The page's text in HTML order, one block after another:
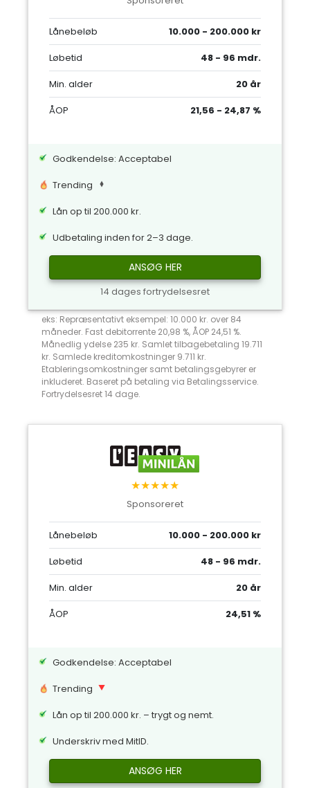
Lånebeløb
10.000 - 200.000 kr
Løbetid
48 - 96 mdr.
Min. alder
20 år
ÅOP
21,56 - 24,87 %
Godkendelse: Acceptabel
Trending
Lån op til 200.000 kr.
Udbetaling inden for 2–3 dage.
ANSØG HER
14 dages fortrydelsesret
eks: Repræsentativt eksempel: 10.000 kr. over 84
måneder. Fast debitorrente 20,98 %, ÅOP 24,51 %.
Månedlig ydelse 235 kr. Samlet tilbagebetaling 19.711
kr. Samlede kreditomkostninger 9.711 kr.
Etableringsomkostninger samt betalingsgebyrer er
inkluderet. Baseret på betaling via Betalingsservice.
Fortrydelsesret 14 dage.
★★★★★
Sponsoreret
Lånebeløb
10.000 - 200.000 kr
Løbetid
48 - 96 mdr.
Min. alder
20 år
ÅOP
24,51 %
Godkendelse: Acceptabel
Trending
Lån op til 200.000 kr. – trygt og nemt.
Underskriv med MitID.
ANSØG HER